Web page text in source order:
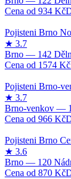
934 Kč
1574 Kč
966 Kč
870 Kč